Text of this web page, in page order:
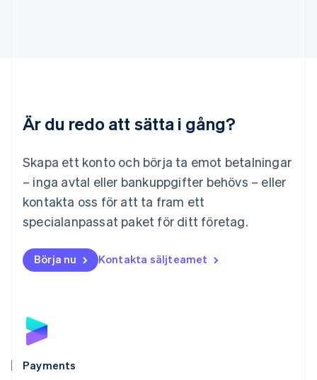
Är du redo att sätta i gång?
Skapa ett konto och börja ta emot betalningar
– inga avtal eller bankuppgifter behövs – eller
kontakta oss för att ta fram ett
specialanpassat paket för ditt företag.
Börja nu Kontakta säljteamet
Payments
Malaysia
English
Mexiko
Nederländerna
NederlandsEnglish
English
Nya Zeeland
Portugal
Português
English